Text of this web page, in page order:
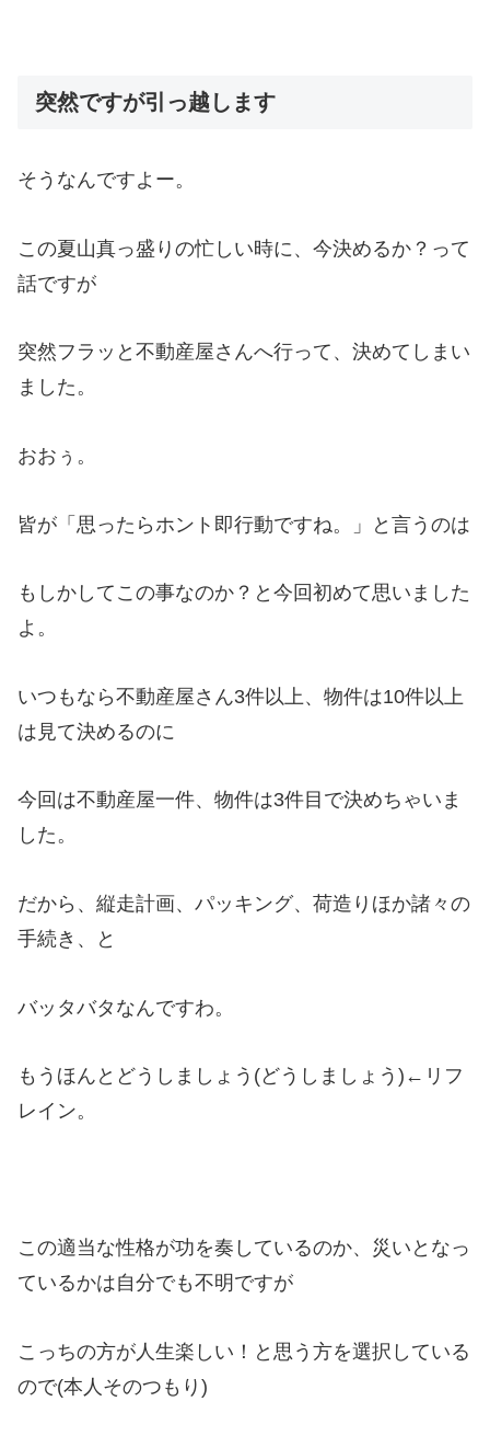
突然ですが引っ越します
そうなんですよー。
この夏山真っ盛りの忙しい時に、今決めるか？って
話ですが
突然フラッと不動産屋さんへ行って、決めてしまい
ました。
おおぅ。
皆が「思ったらホント即行動ですね。」と言うのは
もしかしてこの事なのか？と今回初めて思いました
よ。
いつもなら不動産屋さん3件以上、物件は10件以上
は見て決めるのに
今回は不動産屋一件、物件は3件目で決めちゃいま
した。
だから、縦走計画、パッキング、荷造りほか諸々の
手続き、と
バッタバタなんですわ。
もうほんとどうしましょう(どうしましょう)←リフ
レイン。
この適当な性格が功を奏しているのか、災いとなっ
ているかは自分でも不明ですが
こっちの方が人生楽しい！と思う方を選択している
ので(本人そのつもり)